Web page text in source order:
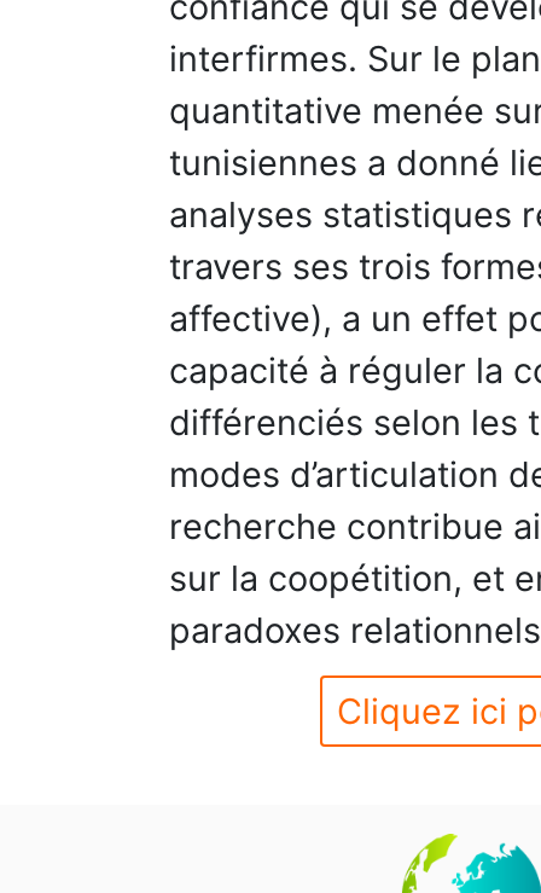
interfirmes. Sur le
quantitative menée
tunisiennes a donné
analyses statistiques
travers ses trois
affective), a un effet
capacité à réguler la
différenciés selon les
modes d’articulation
recherche contribue
sur la coopétition, et
paradoxes
Cliquez ici